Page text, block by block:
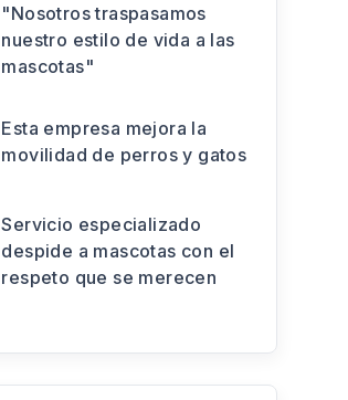
"Nosotros traspasamos
nuestro estilo de vida a las
mascotas"
Esta empresa mejora la
movilidad de perros y gatos
Servicio especializado
despide a mascotas con el
respeto que se merecen